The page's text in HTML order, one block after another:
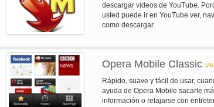
descargar vídeos de YouTube.
usted puede ir en YouTube ver,
como descargar.
Opera Mobile Classic
Rápido, suave y fácil de usar,
ayuda de Opera Mobile sacarle
información o relajarse con